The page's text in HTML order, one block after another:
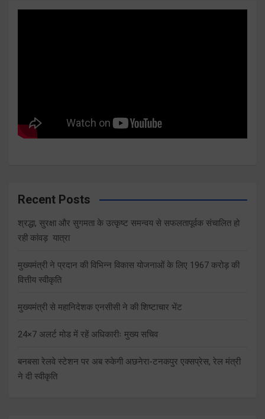
Recent Posts
श्रद्धा, सुरक्षा और सुगमता के उत्कृष्ट समन्वय से सफलतापूर्वक संचालित हो
रही कांवड़ यात्रा
मुख्यमंत्री ने प्रदान की विभिन्न विकास योजनाओं के लिए 1967 करोड़ की
वित्तीय स्वीकृति
मुख्यमंत्री से महानिदेशक एनसीसी ने की शिष्टाचार भेंट
24×7 अलर्ट मोड में रहें अधिकारीः मुख्य सचिव
बनबसा रेलवे स्टेशन पर अब रुकेगी अछनेरा-टनकपुर एक्सप्रेस, रेल मंत्री
ने दी स्वीकृति